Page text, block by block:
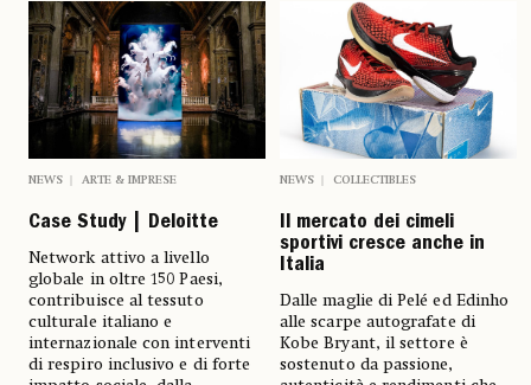
NEWS ARTE & IMPRESE
Case Study | Deloitte
Network attivo a livello
globale in oltre 150 Paesi,
contribuisce al tessuto
culturale italiano e
internazionale con interventi
di respiro inclusivo e di forte
NEWS COLLECTIBLES
Il mercato dei cimeli
sportivi cresce anche in
Italia
Dalle maglie di Pelé ed Edinho
alle scarpe autografate di
Kobe Bryant, il settore è
sostenuto da passione,